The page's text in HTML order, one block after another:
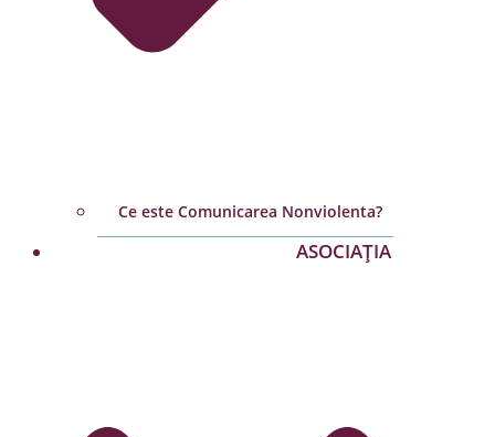
Ce este Comunicarea Nonviolenta?
ASOCIAȚIA